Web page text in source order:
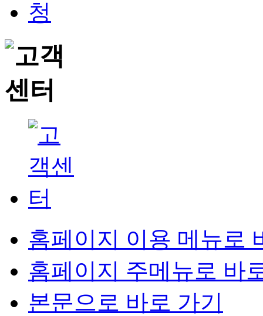
홈페이지 이용 메뉴로
홈페이지 주메뉴로 바
본문으로 바로 가기